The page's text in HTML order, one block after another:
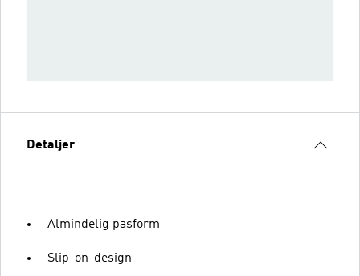
Detaljer
Almindelig pasform
Slip-on-design